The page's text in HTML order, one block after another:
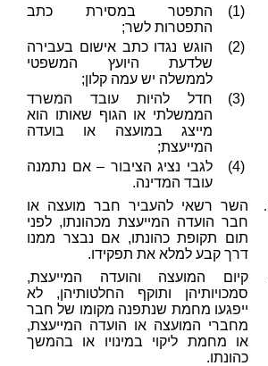
(1)
התפטר במסירת כתב
התפטרות לשר;
(2)
הוגש נגדו כתב אישום בעבירה
שלדעת היועץ המשפטי
לממשלה יש עמה קלון;
(3)
חדל להיות עובד המשרד
הממשלתי או הגוף שאותו הוא
מייצג במועצה או בועדה
המייעצת;
(4)
לגבי נציג הציבור – אם נתמנה
עובד המדינה.
השר רשאי להעביר חבר מועצה או
חבר הועדה המייעצת מכהונתו, לפני
תום תקופת כהונתו, אם נבצר ממנו
דרך קבע למלא את תפקידו.
קיום המועצה והועדה המייעצת,
סמכויותיהן ותוקף החלטותיהן, לא
ייפגעו מחמת שנתפנה מקומו של חבר
מחברי המועצה או הועדה המייעצת,
או מחמת ליקוי במינויו או בהמשך
כהונתו.